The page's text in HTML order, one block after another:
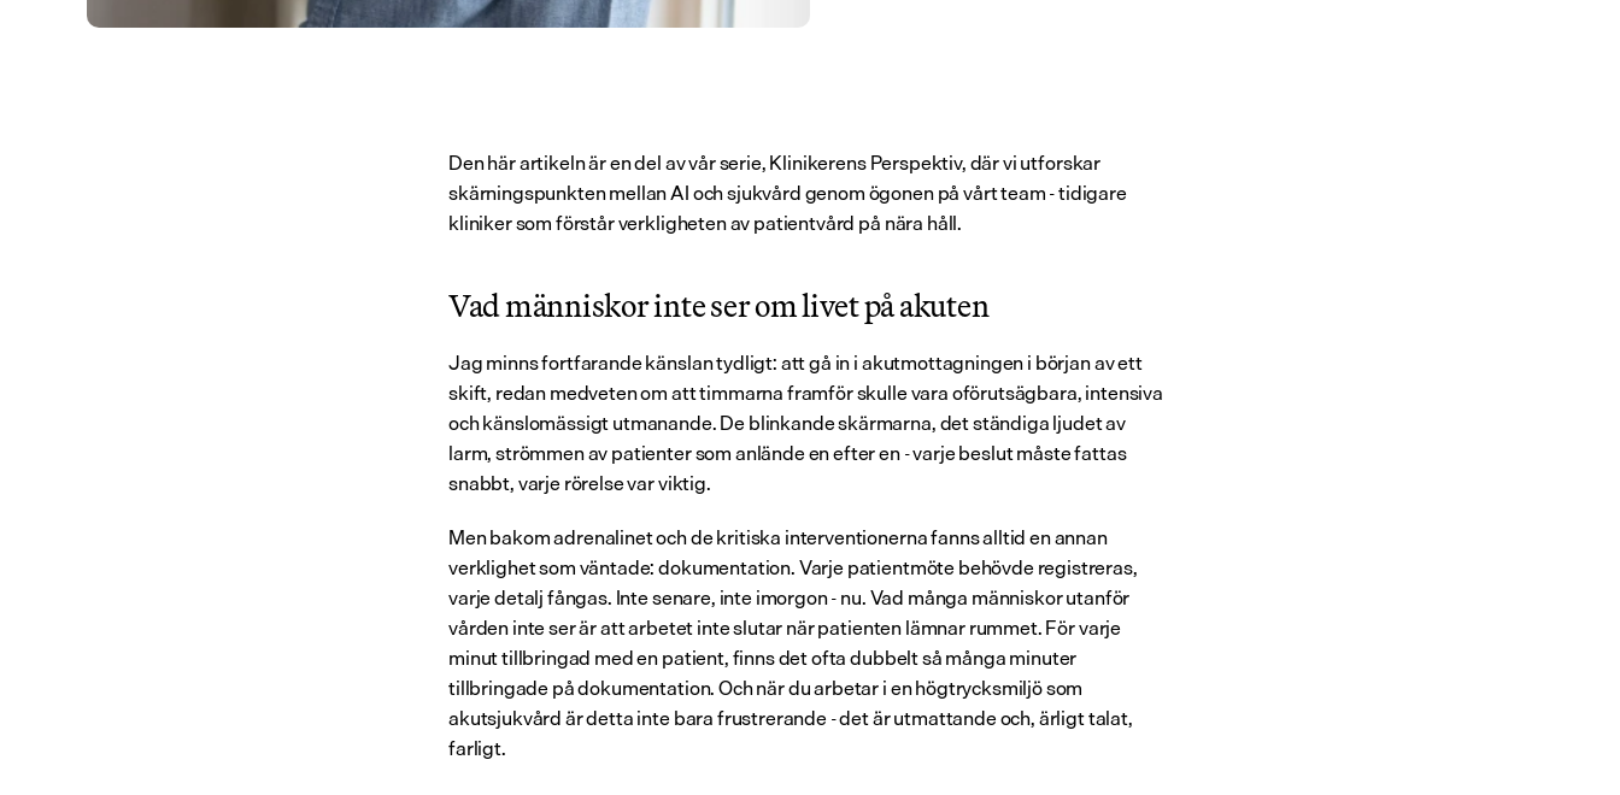
Den här artikeln är en del av vår serie, Klinikerens Perspektiv, där vi utforskar
skärningspunkten mellan AI och sjukvård genom ögonen på vårt team - tidigare
kliniker som förstår verkligheten av patientvård på nära håll.
Vad människor inte ser om livet på akuten
Jag minns fortfarande känslan tydligt: att gå in i akutmottagningen i början av ett
skift, redan medveten om att timmarna framför skulle vara oförutsägbara, intensiva
och känslomässigt utmanande. De blinkande skärmarna, det ständiga ljudet av
larm, strömmen av patienter som anlände en efter en - varje beslut måste fattas
snabbt, varje rörelse var viktig.
Men bakom adrenalinet och de kritiska interventionerna fanns alltid en annan
verklighet som väntade: dokumentation. Varje patientmöte behövde registreras,
varje detalj fångas. Inte senare, inte imorgon - nu. Vad många människor utanför
vården inte ser är att arbetet inte slutar när patienten lämnar rummet. För varje
minut tillbringad med en patient, finns det ofta dubbelt så många minuter
tillbringade på dokumentation. Och när du arbetar i en högtrycksmiljö som
akutsjukvård är detta inte bara frustrerande - det är utmattande och, ärligt talat,
farligt.